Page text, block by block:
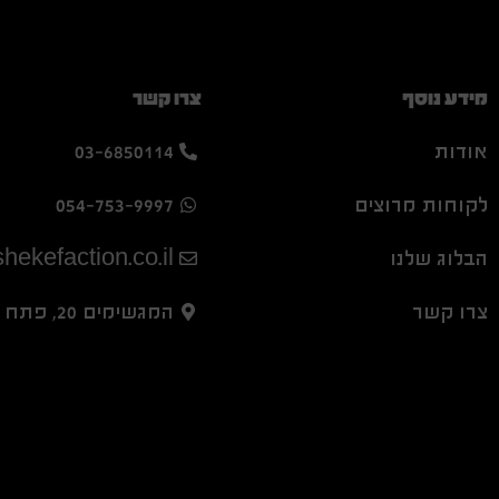
מידע נוסף
אודות
לקוחות מרוצים
הבלוג שלנו
צרו קשר
צרו קשר
03-6850114
054-753-9997
המגשימים 20, פתח תקווה